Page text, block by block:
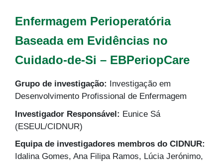
Enfermagem Perioperatória
Baseada em Evidências no
Cuidado-de-Si – EBPeriopCare
Grupo de investigação: Investigação em
Desenvolvimento Profissional de Enfermagem
Investigador Responsável: Eunice Sá
(ESEUL/CIDNUR)
Equipa de investigadores membros do CIDNUR:
Idalina Gomes, Ana Filipa Ramos, Lúcia Jerónimo,